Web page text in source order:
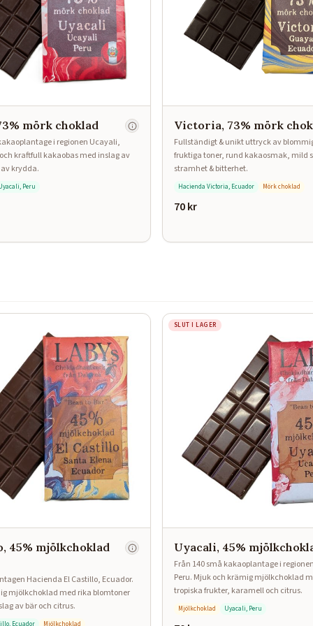
mörk choklad
i regionen Ucayali,
kraftfull kakaobas med inslag av
krydda.
Peru
Victoria, 73% mörk
Fullständigt & unikt uttryck av
fruktiga toner, rund kakaosmak, mild
stramhet & bitterhet.
Hacienda Victoria, Ecuador Mörk choklad
70kr
45% mjölkchoklad
Hacienda El Castillo, Ecuador.
mjölkchoklad med rika blomtoner
av bär och citrus.
SLUT I LAGER
Uyacali, 45%
Från 140 små kakaoplantage i
Peru. Mjuk och krämig mjölkchoklad
tropiska frukter, karamell och citrus.
Mjölkchoklad Uyacali, Peru